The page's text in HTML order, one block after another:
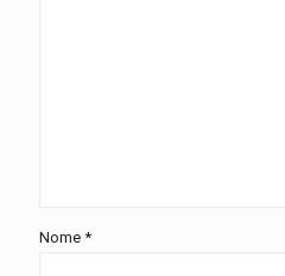
Nome *